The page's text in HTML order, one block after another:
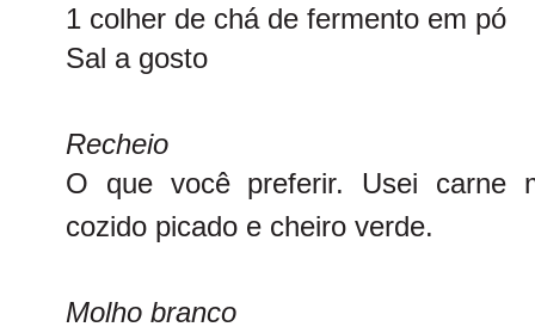
1 colher de chá de fermento em pó
Sal a gosto
Recheio
O que você preferir. Usei carne
cozido picado e cheiro verde.
Molho branco